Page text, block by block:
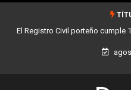
sus servicios Buenos Aires sumó